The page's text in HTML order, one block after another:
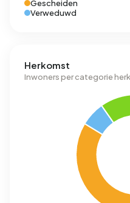
Gescheiden
Verweduwd
Herkomst
Inwoners per categorie